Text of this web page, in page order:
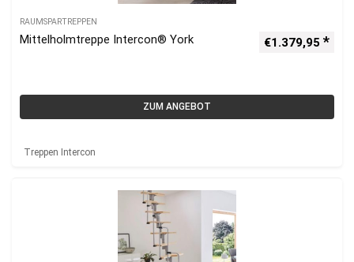
RAUMSPARTREPPEN
Mittelholmtreppe Intercon® York €1.379,95
ZUM ANGEBOT
Treppen Intercon